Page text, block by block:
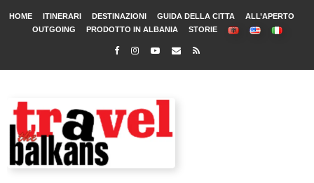
HOME ITINERARI DESTINAZIONI GUIDA DELLA CITTA
ALL’APERTO
OUTGOING
PRODOTTO IN ALBANIA STORIE